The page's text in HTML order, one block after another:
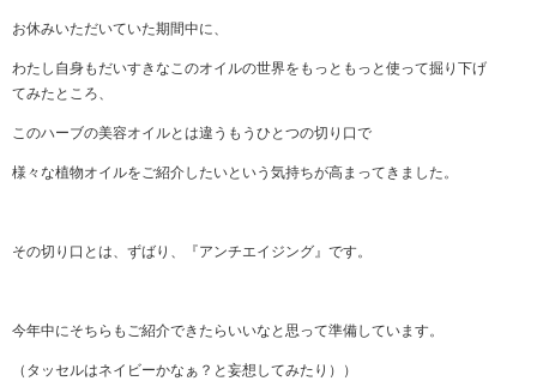
お休みいただいていた期間中に、
わたし自身もだいすきなこのオイルの世界をもっともっと使って掘り下げ
てみたところ、
このハーブの美容オイルとは違うもうひとつの切り口で
様々な植物オイルをご紹介したいという気持ちが高まってきました。
その切り口とは、ずばり、『アンチエイジング』です。
今年中にそちらもご紹介できたらいいなと思って準備しています。
（タッセルはネイビーかなぁ？と妄想してみたり））